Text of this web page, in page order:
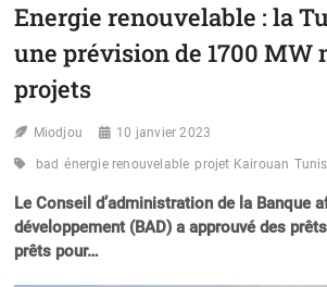
Energie renouvelable : la
une prévision de 1700 MW
projets
Miodjou 10 janvier 2023
bad énergie renouvelable projet Kairouan
Le Conseil d’administration de la Banque
développement (BAD) a approuvé des
prêts pour…